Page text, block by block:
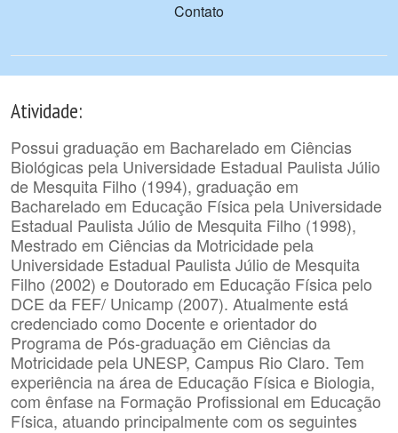
Contato
Atividade:
Possui graduação em Bacharelado em Ciências
Biológicas pela Universidade Estadual Paulista Júlio
de Mesquita Filho (1994), graduação em
Bacharelado em Educação Física pela Universidade
Estadual Paulista Júlio de Mesquita Filho (1998),
Mestrado em Ciências da Motricidade pela
Universidade Estadual Paulista Júlio de Mesquita
Filho (2002) e Doutorado em Educação Física pelo
DCE da FEF/ Unicamp (2007). Atualmente está
credenciado como Docente e orientador do
Programa de Pós-graduação em Ciências da
Motricidade pela UNESP, Campus Rio Claro. Tem
experiência na área de Educação Física e Biologia,
com ênfase na Formação Profissional em Educação
Física, atuando principalmente com os seguintes